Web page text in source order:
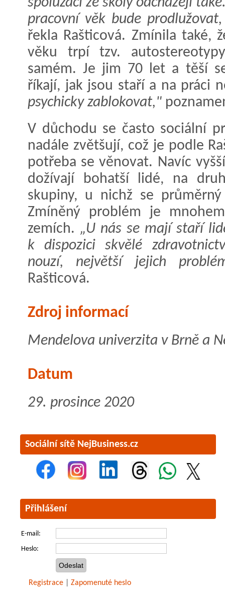
pracovní věk bude
řekla Rašticová. Zmínila také,
věku trpí tzv.
samém. Je jim 70 let a těší
říkají, jak jsou staří a na práci
psychicky zablokovat,"
V důchodu se často sociální
nadále zvětšují, což je podle
potřeba se věnovat. Navíc
dožívají bohatší lidé, na
skupiny, u nichž se
Zmíněný problém je
zemích. „U nás se mají staří
k dispozici skvělé
nouzí, největší jejich
Rašticová.
Zdroj informací
Mendelova univerzita v Brně a
Datum
29. prosince 2020
Sociální sítě NejBusiness.cz
Přihlášení
E-mail:
Heslo:
Registrace Zapomenuté heslo